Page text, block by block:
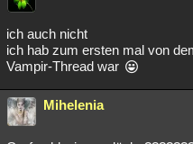
ich auch nicht
ich hab zum ersten mal von
Vampir-Thread war
Mihelenia